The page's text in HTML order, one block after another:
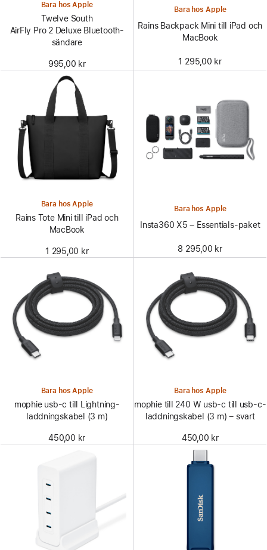
Bara hos Apple
Twelve South
AirFly Pro 2 Deluxe Bluetooth-
sändare
995,00 kr
Bara hos Apple
Rains Backpack Mini till iPad och
MacBook
1 295,00 kr
Bara hos Apple
Rains Tote Mini till iPad och
MacBook
1 295,00 kr
Bara hos Apple
Insta360 X5 – Essentials-paket
8 295,00 kr
Bara hos Apple
mophie usb-c till Lightning-
laddningskabel (3 m)
450,00 kr
Bara hos Apple
mophie till 240 W usb-c till usb-c-
laddningskabel (3 m) – svart
450,00 kr